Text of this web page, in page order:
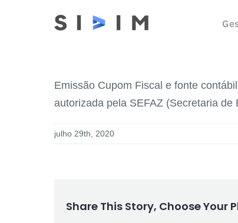
Emissão Cupom Fiscal e fonte
autorizada pela SEFAZ (Secretaria
julho 29th, 2020
Share This Story, Choose Your